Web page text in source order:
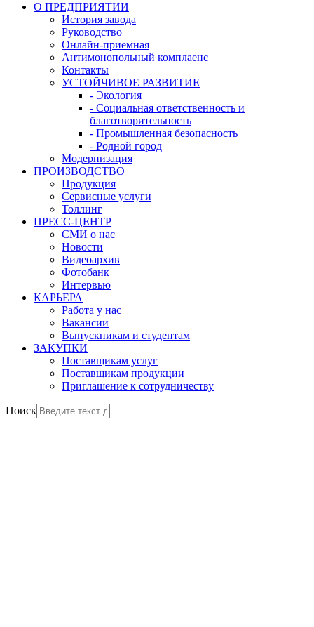
О ПРЕДПРИЯТИИ
История завода
Руководство
Онлайн-приемная
Антимонопольный комплаенс
Контакты
УСТОЙЧИВОЕ РАЗВИТИЕ
- Экология
- Социальная ответственность и
благотворительность
- Промышленная безопасность
- Родной город
Модернизация
ПРОИЗВОДСТВО
Продукция
Сервисные услуги
Толлинг
ПРЕСС-ЦЕНТР
СМИ о нас
Новости
Видеоархив
Фотобанк
Интервью
КАРЬЕРА
Работа у нас
Вакансии
Выпускникам и студентам
ЗАКУПКИ
Поставщикам услуг
Поставщикам продукции
Приглашение к сотрудничеству
Поиск